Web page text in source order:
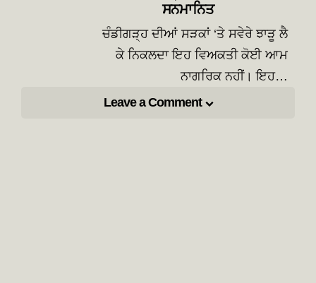
ਸਨਮਾਨਿਤ
ਚੰਡੀਗੜ੍ਹ ਦੀਆਂ ਸੜਕਾਂ ‘ਤੇ ਸਵੇਰੇ ਝਾੜੂ ਲੈ
ਕੇ ਨਿਕਲਦਾ ਇਹ ਵਿਅਕਤੀ ਕੋਈ ਆਮ
ਨਾਗਰਿਕ ਨਹੀਂ। ਇਹ…
Leave a Comment